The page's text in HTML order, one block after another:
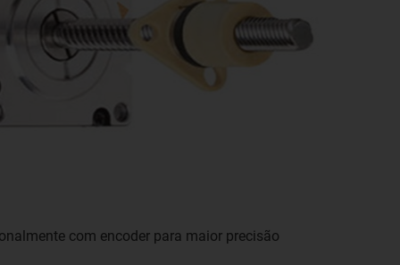
com encoder para maior precisão